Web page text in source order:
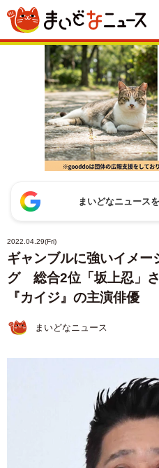
まいどなニュース
2022.04.29(Fri)
ギャンブルに強いイメー
グ 総合2位「坂上忍」
『カイジ』の主演俳優
まいどなニュース